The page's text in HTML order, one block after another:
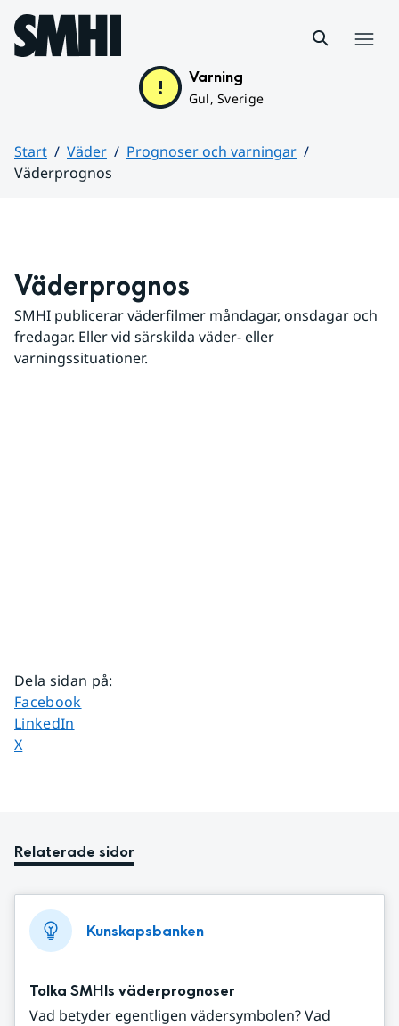
Hoppa till sidans innehåll
Varning
Gul, Sverige
Start Väder
Prognoser och varningar
Väderprognos
Väderprognos
SMHI publicerar väderfilmer måndagar, onsdagar och
fredagar. Eller vid särskilda väder- eller
varningssituationer.
Dela sidan på:
Dela sidan på
Facebook
Dela sidan på
LinkedIn
Dela sidan på
X
Relaterade sidor
Kunskapsbanken
Tolka SMHIs väderprognoser
Vad betyder egentligen vädersymbolen? Vad